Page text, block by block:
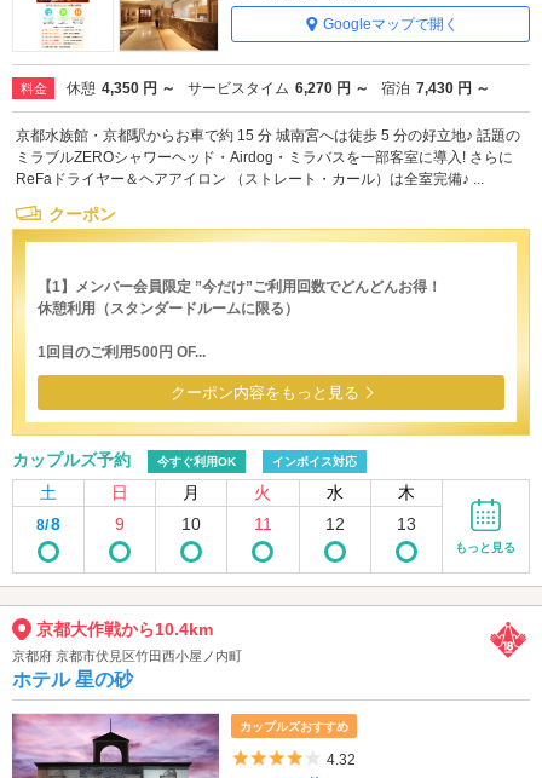
Googleマップで開く
料金 休憩 4,350 円 ～ サービスタイム 6,270 円 ～ 宿泊 7,430 円 ～
京都水族館・京都駅からお車で約 15 分 城南宮へは徒歩 5 分の好立地♪ 話題の
ミラブルZEROシャワーヘッド・Airdog・ミラバスを一部客室に導入! さらに
ReFaドライヤー＆ヘアアイロン （ストレート・カール）は全室完備♪ ...
クーポン
【1】メンバー会員限定 ”今だけ”ご利用回数でどんどんお得！
休憩利用（スタンダードルームに限る）
1回目のご利用500円 OF...
クーポン内容をもっと見る
カップルズ予約 今すぐ利用OK インボイス対応
土 日 月 火 水 木
8/8 9 10 11 12 13
もっと見る
京都大作戦から10.4km
京都府 京都市伏見区竹田西小屋ノ内町
ホテル 星の砂
カップルズおすすめ
5つ星のうち4
4.32